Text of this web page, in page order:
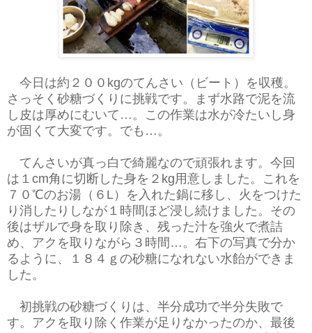
今日は約２００kgのてんさい（ビート）を収穫。
さっそく砂糖づくりに挑戦です。まず水路で泥を流
し皮は厚めにむいて…。この作業は水が冷たいし身
が固くて大変です。でも…。
てんさいが真っ白で綺麗なので頑張れます。今回
は１cm角に切断した身を２kg用意しました。これを
７０℃のお湯（６L）を入れた鍋に移し、火をつけた
り消したりしなが１時間ほど浸し続けました。その
後はザルで身を取り除き、残った汁を強火で煮詰
め、アクを取りながら３時間…。右下の写真で分か
るように、１８４ｇの砂糖になれない水飴ができま
した。
初挑戦の砂糖づくりは、半分成功で半分失敗で
す。アクを取り除く作業が足りなかったのか、最後